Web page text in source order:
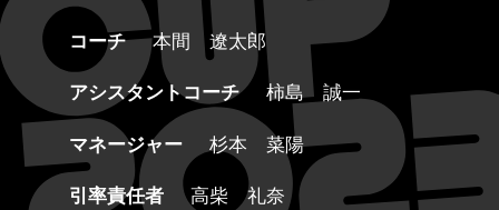
コーチ
本間 遼太郎
アシスタントコーチ
柿島 誠一
マネージャー
杉本 菜陽
引率責任者
高柴 礼奈